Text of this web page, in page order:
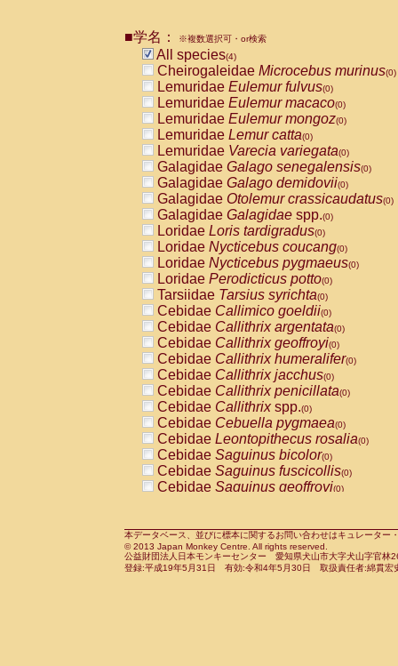
CercopithecidaeCercocebus
Cercopithecidae
CercopithecidaeCercocebus
CercopithecidaeCercocebus
CercopithecidaeCercocebusspp.
CercopithecidaeLophocebus
CercopithecidaePapio anubis
CercopithecidaePapio cynocephalus
CercopithecidaePapio hamadryas
CercopithecidaePapio papio(0)
CercopithecidaePapiospp.(0)
CercopithecidaeMandrillus
CercopithecidaeMandrillus sphinx
CercopithecidaeTheropithecus
CercopithecidaeMacaca arctoides
CercopithecidaeMacaca assamensis
Cercopithecidae Macaca
CercopithecidaeMacaca cyclopis
CercopithecidaeMacaca fascicularis
CercopithecidaeMacaca fuscaca
CercopithecidaeMacaca fuscata
CercopithecidaeMacaca fuscata
CercopithecidaeMacaca maura
CercopithecidaeMacaca mulatta
CercopithecidaeMacaca nemestrina
CercopithecidaeMacaca nigra(0)
CercopithecidaeMacaca radiata
CercopithecidaeMacaca silenus
CercopithecidaeMacaca sinica
CercopithecidaeMacaca tonkeana(0)
CercopithecidaeMacacahybrid(0)
CercopithecidaeMacaca spp.(0)
■学名： ※複数選択可・or検索
All species(4)
Cheirogaleidae Microcebus murinus(0)
Lemuridae Eulemur fulvus(0)
Lemuridae Eulemur macaco(0)
Lemuridae Eulemur mongoz(0)
Lemuridae Lemur catta(0)
Lemuridae Varecia variegata(0)
Galagidae Galago senegalensis(0)
Galagidae Galago demidovii(0)
Galagidae Otolemur crassicaudatus(0)
Galagidae Galagidae spp.(0)
Loridae Loris tardigradus(0)
Loridae Nycticebus coucang(0)
Loridae Nycticebus pygmaeus(0)
Loridae Perodicticus potto(0)
Tarsiidae Tarsius syrichta(0)
Cebidae Callimico goeldii(0)
Cebidae Callithrix argentata(0)
Cebidae Callithrix geoffroyi(0)
Cebidae Callithrix humeralifer(0)
Cebidae Callithrix jacchus(0)
Cebidae Callithrix penicillata(0)
Cebidae Callithrixspp.(0)
Cebidae Cebuella pygmaea(0)
Cebidae Leontopithecus rosalia(0)
Cebidae Saguinus bicolor(0)
Cebidae Saguinus fuscicollis(0)
Cebidae Saguinus geoffroyi(0)
CebidaeSaguinus leucopus(0)
CebidaeSaguinus midas(0)
Cebidae Saguinus mystax(0)
本データベース、並びに標本に関するお問い合わせはキュレータ
© 2013 Japan Monkey Centre. All rights reserved.
公益財団法人日本モンキーセンター 愛知県犬山市大字犬山字官
登録:平成19年5月31日 有効:令和4年5月30日 取扱責任者:綿貫宏